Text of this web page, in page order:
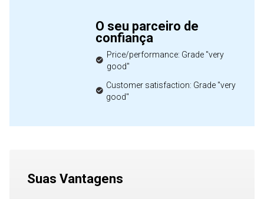
O seu parceiro de
confiança
Price/performance: Grade "very
good"
Customer satisfaction: Grade "very
good"
Suas Vantagens